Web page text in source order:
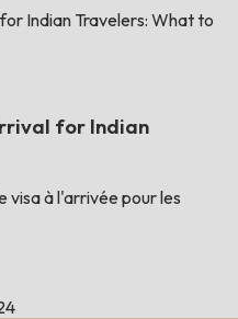
Indian Travelers: What to
for Indian
visa à l'arrivée pour les